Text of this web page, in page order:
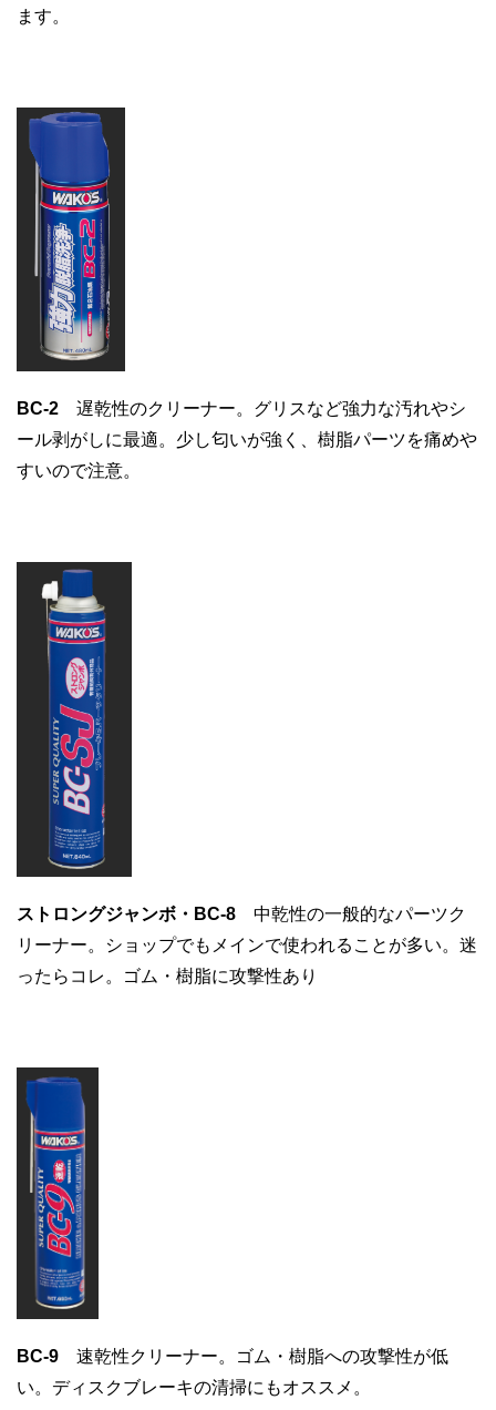
ます。
BC-2 遅乾性のクリーナー。グリスなど強力な汚れやシ
ール剥がしに最適。少し匂いが強く、樹脂パーツを痛めや
すいので注意。
ストロングジャンボ・BC-8 中乾性の一般的なパーツク
リーナー。ショップでもメインで使われることが多い。迷
ったらコレ。ゴム・樹脂に攻撃性あり
BC-9 速乾性クリーナー。ゴム・樹脂への攻撃性が低
い。ディスクブレーキの清掃にもオススメ。